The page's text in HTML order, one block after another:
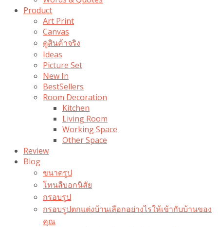
Product
Art Print
Canvas
ดูสินค้าจริง
Ideas
Picture Set
New In
BestSellers
Room Decoration
Kitchen
Living Room
Working Space
Other Space
Review
Blog
ขนาดรูป
โทนสีบอกนิสัย
กรอบรูป
กรอบรูปตกแต่งบ้านเลือกอย่างไรให้เข้ากับบ้านของ
คุณ